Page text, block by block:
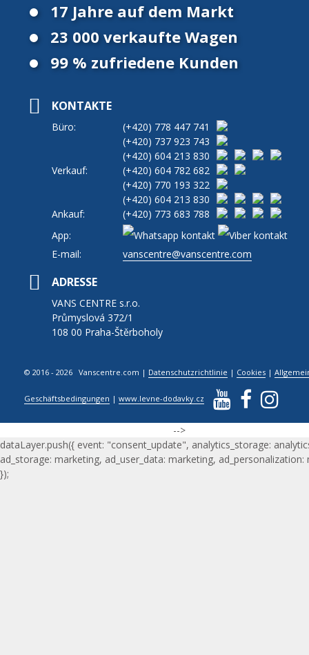
17 Jahre auf dem Markt
23 000 verkaufte Wagen
99 % zufriedene Kunden
KONTAKTE
Büro: (+420) 778 447 741
(+420) 737 923 743
(+420) 604 213 830
Verkauf:
(+420) 604 782 682
(+420) 770 193 322
(+420) 604 213 830
Ankauf:
(+420) 773 683 788
App:
E-mail:
vanscentre@vanscentre.com
ADRESSE
VANS CENTRE s.r.o.
Průmyslová 372/1
108 00 Praha-Štěrboholy
© 2016 - 2026 Vanscentre.com | Datenschutzrichtlinie | Cookies |
Geschäftsbedingungen |www.levne-dodavky.cz
-->
dataLayer.push({ event: "consent_update", analytics_storage:
ad_storage: marketing, ad_user_data: marketing, ad_personalization:
});